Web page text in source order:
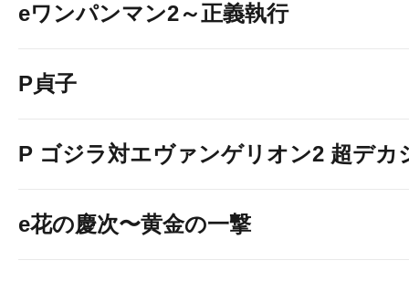
eワンパンマン2～正義執行
P貞子
P ゴジラ対エヴァンゲリオン2 超デカ
e花の慶次〜黄金の一撃